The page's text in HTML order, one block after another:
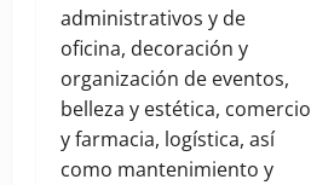
administrativos y de
oficina, decoración y
organización de eventos,
belleza y estética, comercio
y farmacia, logística, así
como mantenimiento y